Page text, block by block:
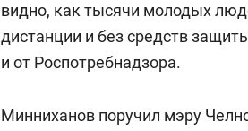
видно, как тысячи молодых
дистанции и без средств
и от Роспотребнадзора.
Минниханов поручил мэру